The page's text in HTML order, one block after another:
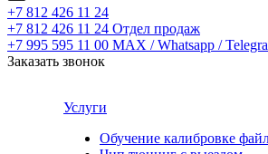
+7 812 426 11 24
+7 812 426 11 24 Отдел продаж
+7 995 595 11 00 MAX / Whatsapp /
Заказать звонок
Услуги
Обучение калибровке